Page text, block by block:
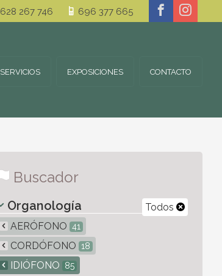
628 267 746 696 377 665
SERVICIOS EXPOSICIONES CONTACTO
Buscador
Todos
Organología
AERÓFONO 41
CORDÓFONO 18
IDIÓFONO 85